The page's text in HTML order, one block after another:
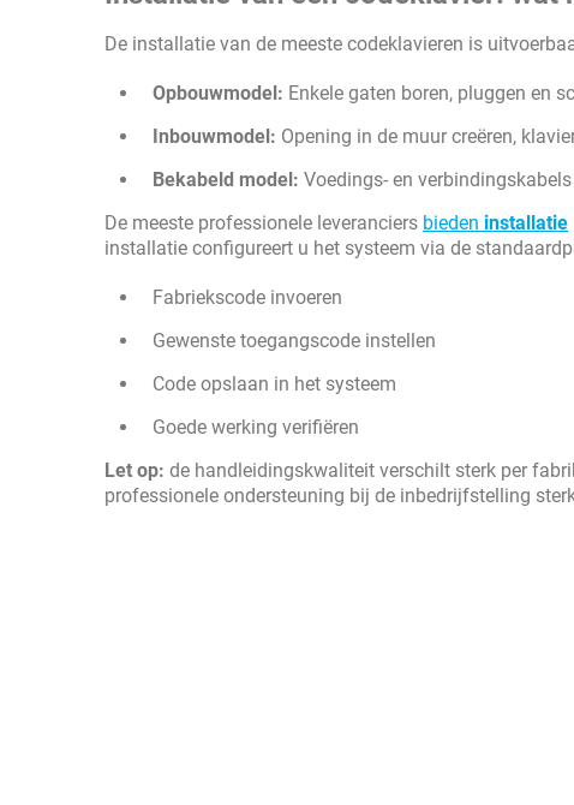
De installatie van de meeste codeklavieren is
Opbouwmodel: Enkele gaten boren, pluggen en
Inbouwmodel: Opening in de muur creëren,
Bekabeld model: Voedings- en
De meeste professionele leveranciers bieden installatie
installatie configureert u het systeem via de
Fabriekscode invoeren
Gewenste toegangscode instellen
Code opslaan in het systeem
Goede werking verifiëren
Let op: de handleidingskwaliteit verschilt sterk per
professionele ondersteuning bij de inbedrijfstelling